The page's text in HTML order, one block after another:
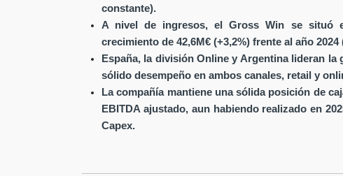
constante).
A nivel de ingresos, el Gross Win se situó
crecimiento de 42,6M€ (+3,2%) frente al año
España, la división Online y Argentina lideran
sólido desempeño en ambos canales, retail y
La compañía mantiene una sólida posición de
EBITDA ajustado, aun habiendo realizado en
Capex.